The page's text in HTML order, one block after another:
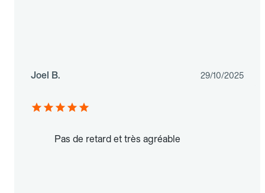
Joel B. 29/10/2025
Pas de retard et très agréable